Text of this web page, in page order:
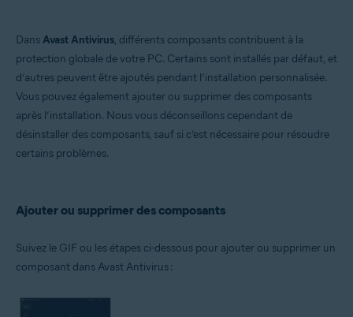
Avast Antivirus Gratuit 22.x pour Windows
Systèmes d'exploitation:
Microsoft Windows 11 Famille/Pro/Entreprise/Éducation
Microsoft Windows 10 Famille/Pro/Entreprise/Éducation (32/64 bits)
Premium/Professionnel/Entreprise/Édition Intégrale - Service Pack 1
DansAvast Antivirus, différents composants contribuent à la
protection globale de votre PC. Certains sont installés par défaut, et
d’autres peuvent être ajoutés pendant l’installation personnalisée.
Vous pouvez également ajouter ou supprimer des composants
après l’installation. Nous vous déconseillons cependant de
désinstaller des composants, sauf si c’est nécessaire pour résoudre
certains problèmes.
Ajouter ou supprimer des composants
Suivez le GIF ou les étapes ci-dessous pour ajouter ou supprimer un
composant dans Avast Antivirus :